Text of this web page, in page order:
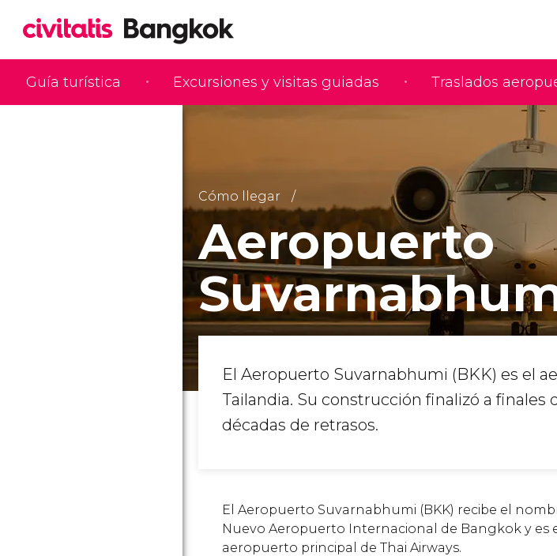
Guía turística Excursiones y visitas guiadas Traslados
Cómo llegar
Aeropuerto
El Aeropuerto Suvarnabhumi (BKK) es el
Tailandia. Su construcción finalizó a finales
décadas de retrasos.
El Aeropuerto Suvarnabhumi (BKK) recibe el
Nuevo Aeropuerto Internacional de Bangkok y es
aeropuerto principal de Thai Airways.